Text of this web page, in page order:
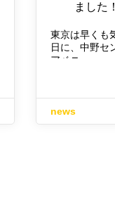
ました
東京は早くも
日に、中野セ
アベニュー…
news